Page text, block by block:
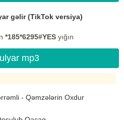
gəlir (TikTok versiya)
*185*6295#YES yığın
mp3
- Qəmzələrin Oxdur